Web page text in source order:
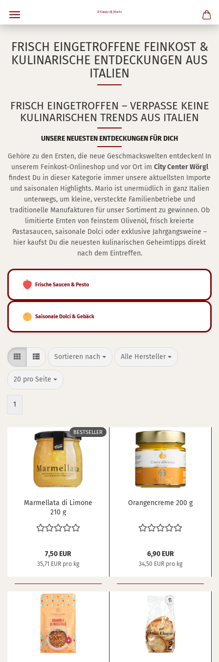
FRISCH EINGETROFFENE FEINKOST &
KULINARISCHE ENTDECKUNGEN AUS
ITALIEN
FRISCH EINGETROFFEN – VERPASSE KEINE
KULINARISCHEN TRENDS AUS ITALIEN
UNSERE NEUESTEN ENTDECKUNGEN FÜR DICH
Gehöre zu den Ersten, die neue Geschmackswelten entdecken! In
unserem Feinkost-Onlineshop und vor Ort im City Center Wörgl
findest Du in dieser Kategorie immer unsere aktuellsten Importe
und saisonalen Highlights. Mario ist unermüdlich in ganz Italien
unterwegs, um kleine, versteckte Familienbetriebe und
traditionelle Manufakturen für unser Sortiment zu gewinnen. Ob
limitierte Ernten von feinstem Olivenöl, frisch kreierte
Pastasaucen, saisonale Dolci oder exklusive Jahrgangsweine –
hier kaufst Du die neuesten kulinarischen Geheimtipps direkt
nach dem Eintreffen.
Frische Saucen & Pesto
Saisonale Dolci & Gebäck
Sortieren nach
Sortieren nach Alle Hersteller
pro Seite
20 pro Seite
pro Seite
1
BESTSELLER
Mar­mel­la­ta di Li­mo­ne
210 g
7,50 EUR
35,71 EUR pro kg
Oran­gen­creme 200 g
6,90 EUR
34,50 EUR pro kg